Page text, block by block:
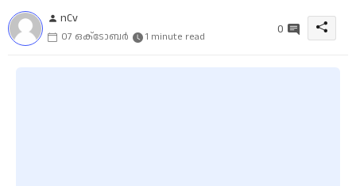
nCv
07 ഒക്‌ടോബർ 1 minute read 0